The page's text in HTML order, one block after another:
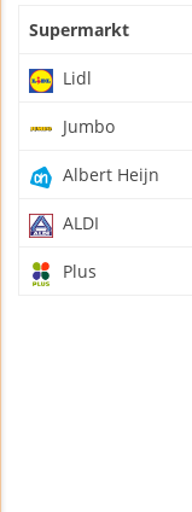
Supermarkt
Lidl
Jumbo
Albert Heijn
ALDI
Plus